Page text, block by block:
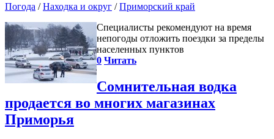
Погода /Находка и округ /Приморский край
Специалисты рекомендуют на время
непогоды отложить поездки за пределы
населенных пунктов
0 Читать
Сомнительная водка
продается во многих магазинах
Приморья